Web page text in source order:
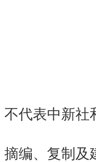
代表中新
编、复制